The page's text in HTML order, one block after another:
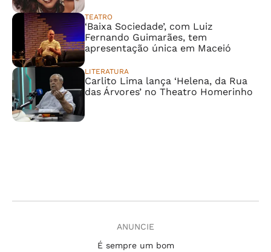
TEATRO
‘Baixa Sociedade’, com Luiz
Fernando Guimarães, tem
apresentação única em Maceió
LITERATURA
Carlito Lima lança ‘Helena, da Rua
das Árvores’ no Theatro Homerinho
ANUNCIE
É sempre um bom